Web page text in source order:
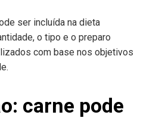
ser incluída na dieta
o tipo e o preparo
com base nos objetivos
carne pode